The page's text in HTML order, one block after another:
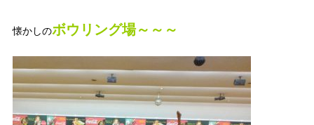
懐かしのボウリング場～～～